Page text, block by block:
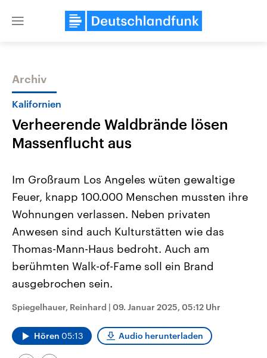
Close
Themen
Landtagswahl Sachsen-Anhalt
2026
Alle Informationen
Sachsen-Anhalt wählt am 6.
September 2026 einen neuen
Landtag. Seit 2021 wird das
Bundesland von einer Koalition aus
Umfragen, Prognosen,
und Hintergründe zu den Parteien
und Kandidaten der anstehenden
Aktuelle Beiträge,
Hintergründe
Wirtschaftlich und
gehören die Vereinigten
den mächtigsten Ländern
mit großem Einfluss auf
Sendungen Programm Podcasts
Audio-Archiv
Archiv
Kalifornien
Verheerende Waldbrände lösen
Massenflucht aus
Im Großraum Los Angeles wüten gewaltige
Feuer, knapp 100.000 Menschen mussten ihre
Wohnungen verlassen. Neben privaten
Anwesen sind auch Kulturstätten wie das
Thomas-Mann-Haus bedroht. Auch am
berühmten Walk-of-Fame soll ein Brand
ausgebrochen sein.
Spiegelhauer, Reinhard | 09. Januar 2025, 05:12 Uhr
Hören 05:13 Audio herunterladen